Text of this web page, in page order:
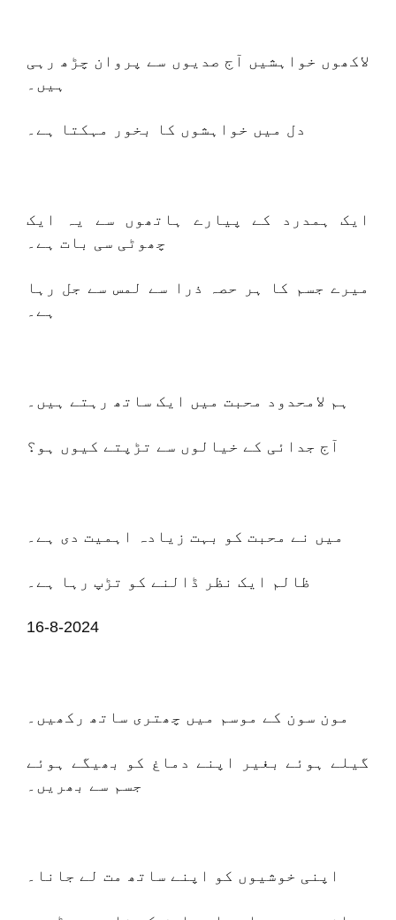
لاکھوں خواہشیں آج صدیوں سے پروان چڑھ رہی
ہیں۔
دل میں خواہشوں کا بخور مہکتا ہے۔
ایک ہمدرد کے پیارے ہاتھوں سے یہ ایک
چھوٹی سی بات ہے۔
میرے جسم کا ہر حصہ ذرا سے لمس سے جل رہا
ہے۔
ہم لامحدود محبت میں ایک ساتھ رہتے ہیں۔
آج جدائی کے خیالوں سے تڑپتے کیوں ہو؟
میں نے محبت کو بہت زیادہ اہمیت دی ہے۔
ظالم ایک نظر ڈالنے کو تڑپ رہا ہے۔
16-8-2024
مون سون کے موسم میں چھتری ساتھ رکھیں۔
گیلے ہوئے بغیر اپنے دماغ کو بھیگے ہوئے
جسم سے بھریں۔
اپنی خوشیوں کو اپنے ساتھ مت لے جانا۔